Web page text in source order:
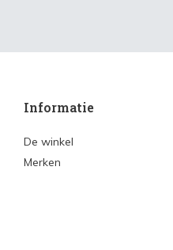
Informatie
De winkel
Merken